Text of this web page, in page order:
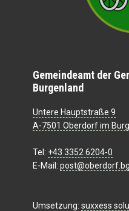
Gemeindeamt der
Burgenland
Untere Hauptstraße 9
A-7501 Oberdorf im
Tel: +43 3352 6204-0
E-Mail:
Umsetzung: suxxess